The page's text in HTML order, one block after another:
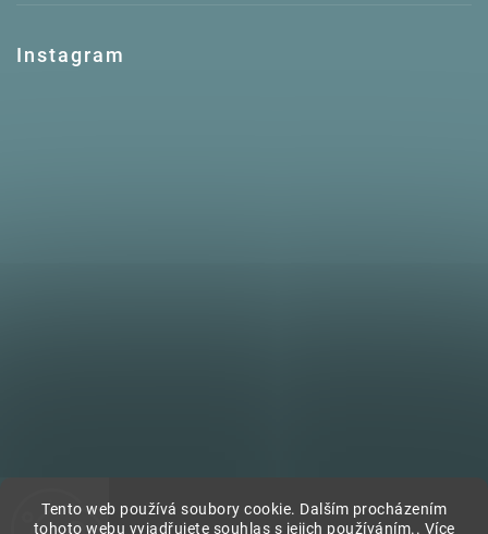
Tento web používá soubory cookie. Dalším procházením
tohoto webu vyjadřujete souhlas s jejich používáním.. Více
Instagram